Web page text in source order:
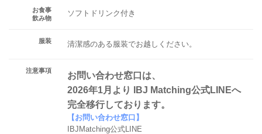
お食事
飲み物
ソフトドリンク付き
服装 清潔感のある服装でお越しください。
注意事項
お問い合わせ窓口は、
2026年1月より IBJ Matching公式LINEへ
完全移行しております。
【お問い合わせ窓口】
IBJMatching公式LINE